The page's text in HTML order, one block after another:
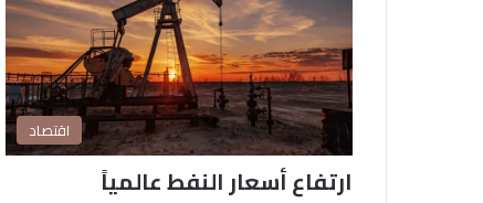
اقتصاد
ارتفاع أسعار النفط عالمياً